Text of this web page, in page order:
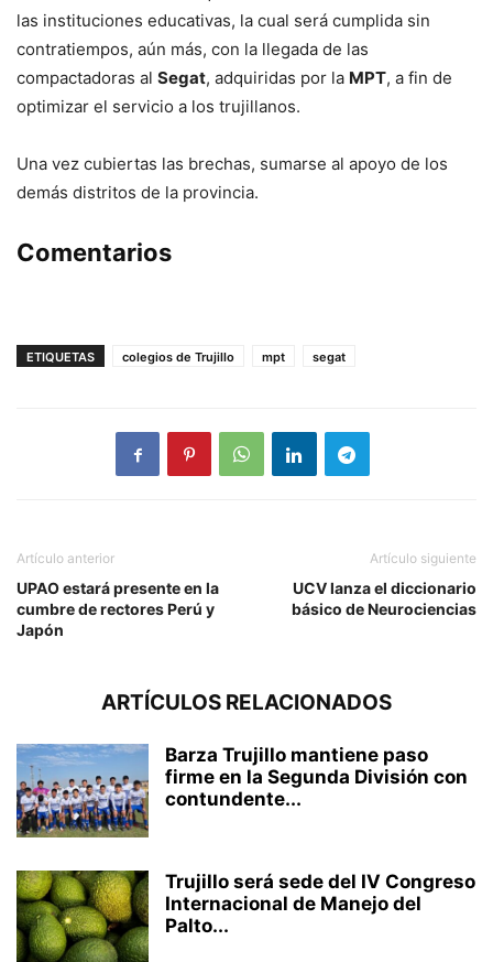
las instituciones educativas, la cual será cumplida sin
contratiempos, aún más, con la llegada de las
compactadoras al Segat, adquiridas por la MPT, a fin de
optimizar el servicio a los trujillanos.
Una vez cubiertas las brechas, sumarse al apoyo de los
demás distritos de la provincia.
Comentarios
ETIQUETAS colegios de Trujillo mpt segat
Artículo anterior
UPAO estará presente en la
cumbre de rectores Perú y
Japón
Artículo siguiente
UCV lanza el diccionario
básico de Neurociencias
ARTÍCULOS RELACIONADOS
Barza Trujillo mantiene paso
firme en la Segunda División con
contundente...
Trujillo será sede del IV Congreso
Internacional de Manejo del
Palto...